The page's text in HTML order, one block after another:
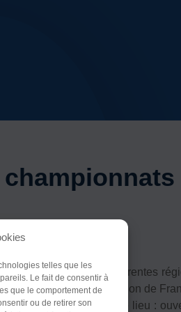
telles que les
Le fait de consentir à
que le comportement de
ou de retirer son
déroulent dans les différentes
avec titre de Champion de
FSGT sur un même lieu :
(dyslexie)
Adapter